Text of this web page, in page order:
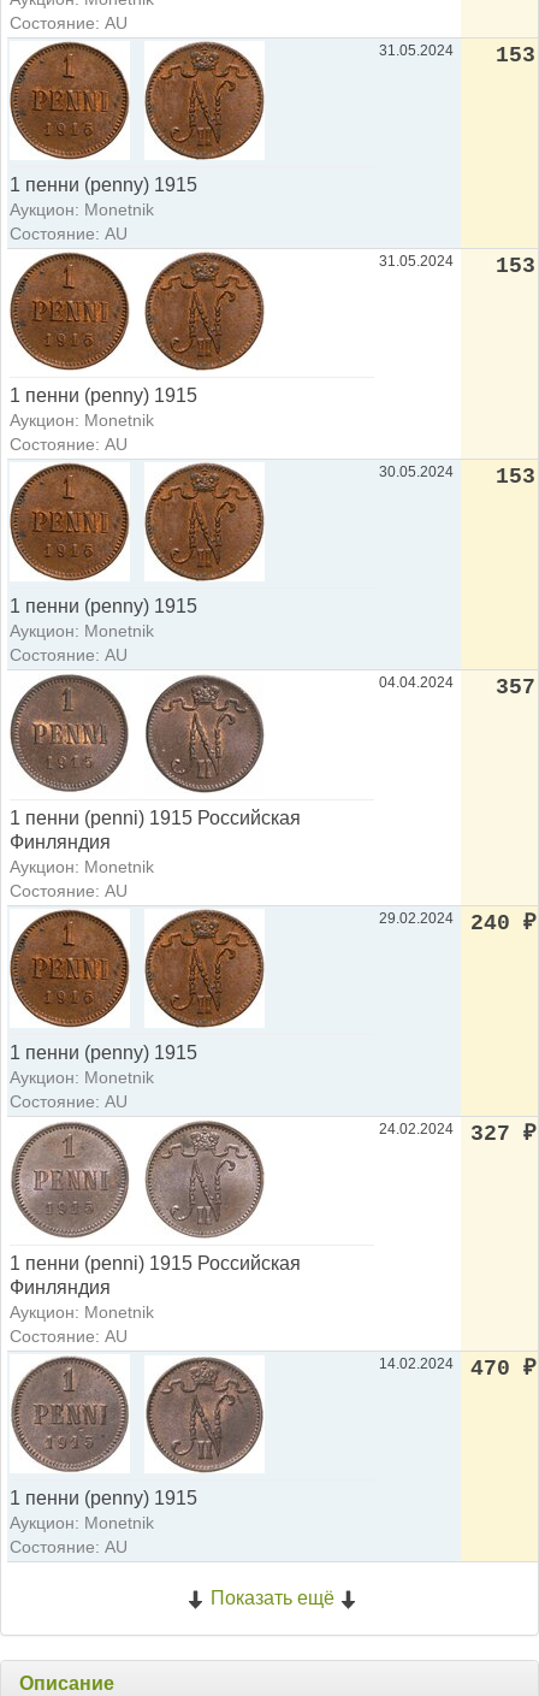
Состояние: AU
1 пенни (penny) 1915
Аукцион: Monetnik
Состояние: AU
31.05.2024 153
1 пенни (penny) 1915
Аукцион: Monetnik
Состояние: AU
31.05.2024 153
1 пенни (penny) 1915
Аукцион: Monetnik
Состояние: AU
30.05.2024 153
1 пенни (penni) 1915 Российская
Финляндия
Аукцион: Monetnik
Состояние: AU
04.04.2024 357
1 пенни (penny) 1915
Аукцион: Monetnik
Состояние: AU
29.02.2024 240 ₽
1 пенни (penni) 1915 Российская
Финляндия
Аукцион: Monetnik
Состояние: AU
24.02.2024 327 ₽
1 пенни (penny) 1915
Аукцион: Monetnik
Состояние: AU
14.02.2024 470 ₽
Показать ещё
Описание